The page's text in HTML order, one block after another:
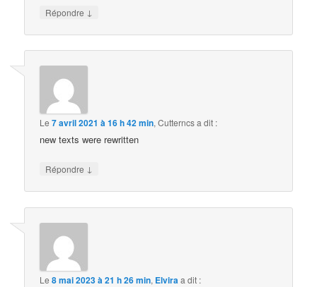
Répondre ↓
Le7 avril 2021 à 16 h 42 min,Cutterncsa dit :
new texts were rewritten
Répondre ↓
Le8 mai 2023 à 21 h 26 min, Elviraa dit :